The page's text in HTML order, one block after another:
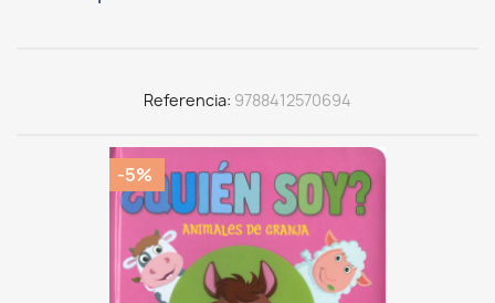
Referencia 9788412570694
-5%